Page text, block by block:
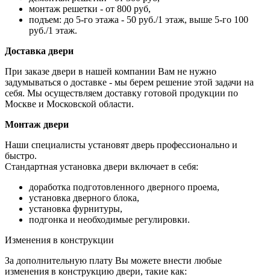
монтаж решетки - от 800 руб,
подъем: до 5-го этажа - 50 руб./1 этаж, выше 5-го 100
руб./1 этаж.
Доставка двери
При заказе двери в нашей компании Вам не нужно
задумываться о доставке - мы берем решение этой задачи на
себя. Мы осуществляем доставку готовой продукции по
Москве и Московской области.
Монтаж двери
Наши специалисты установят дверь профессионально и
быстро.
Стандартная установка двери включает в себя:
доработка подготовленного дверного проема,
установка дверного блока,
установка фурнитуры,
подгонка и необходимые регулировки.
Изменения в конструкции
За дополнительную плату Вы можете внести любые
изменения в конструкцию двери, такие как: